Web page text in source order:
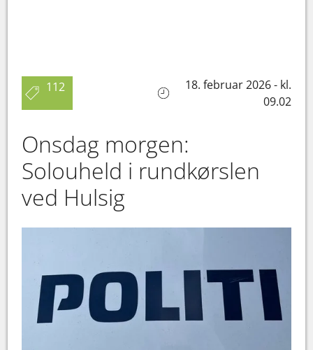
112
18. februar 2026 - kl.
09.02
Onsdag morgen:
Solouheld i rundkørslen
ved Hulsig